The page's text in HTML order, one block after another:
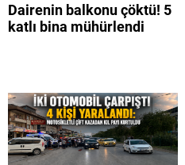
Dairenin balkonu çöktü! 5
katlı bina mühürlendi